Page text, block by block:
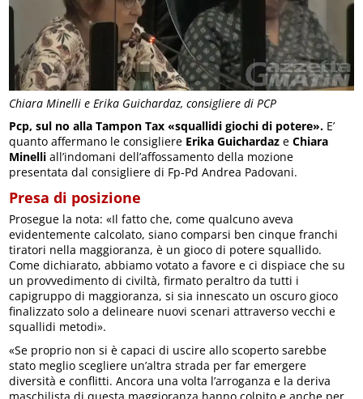
Chiara Minelli e Erika Guichardaz, consigliere di PCP
Pcp, sul no alla Tampon Tax «squallidi giochi di potere». E’
quanto affermano le consigliere Erika Guichardaz eChiara
Minelli all’indomani dell’affossamento della mozione
presentata dal consigliere di Fp-Pd Andrea Padovani.
Presa di posizione
Prosegue la nota: «Il fatto che, come qualcuno aveva
evidentemente calcolato, siano comparsi ben cinque franchi
tiratori nella maggioranza, è un gioco di potere squallido.
Come dichiarato, abbiamo votato a favore e ci dispiace che su
un provvedimento di civiltà, firmato peraltro da tutti i
capigruppo di maggioranza, si sia innescato un oscuro gioco
finalizzato solo a delineare nuovi scenari attraverso vecchi e
squallidi metodi».
«Se proprio non si è capaci di uscire allo scoperto sarebbe
stato meglio scegliere un’altra strada per far emergere
diversità e conflitti. Ancora una volta l’arroganza e la deriva
maschilista di questa maggioranza hanno colpito e anche per